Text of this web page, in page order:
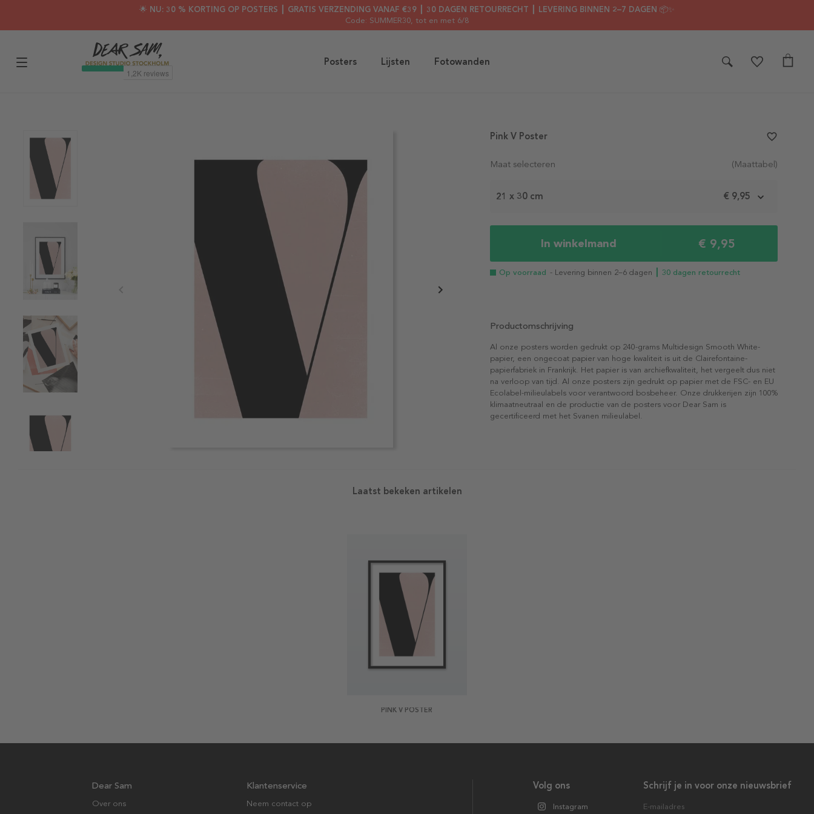
🌟 NU: 30 % KORTING OP POSTERS ┃ GRATIS VERZENDING VANAF €39 ┃ 30 DAGEN RETOURRECHT ┃ LEVERING BINNEN 2–7 DAGEN 📦✨
Code: SUMMER30, tot en met 6/8
Posters Lijsten Fotowanden
Maat selecteren (Maattabel)
21 x 30 cm € 9,95
In winkelmand € 9,95
Op voorraad - Levering binnen 2–6 dagen ┃ 30 dagen retourrecht
Pink V Poster favorite_border
Productomschrijving
Al onze posters worden gedrukt op 240-grams Multidesign Smooth White-
papier, een ongecoat papier van hoge kwaliteit is uit de Clairefontaine-
papierfabriek in Frankrijk. Het papier is van archiefkwaliteit, het vergeelt dus niet
na verloop van tijd. Al onze posters zijn gedrukt op papier met de FSC- en EU
Ecolabel-milieulabels voor verantwoord bosbeheer. Onze drukkerijen zijn 100%
klimaatneutraal en de productie van de posters voor Dear Sam is
gecertificeerd met het Svanen milieulabel.
Laatst bekeken artikelen
PINK V POSTER
Schrijf je in voor onze nieuwsbrief
E-mailadres
Volg ons
Instagram
Dear Sam
Over ons
Klantenservice
Neem contact op